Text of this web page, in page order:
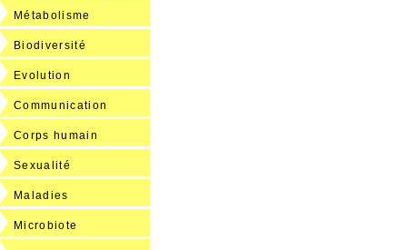
Métabolisme
Biodiversité
Evolution
Communication
Corps humain
Sexualité
Maladies
Microbiote